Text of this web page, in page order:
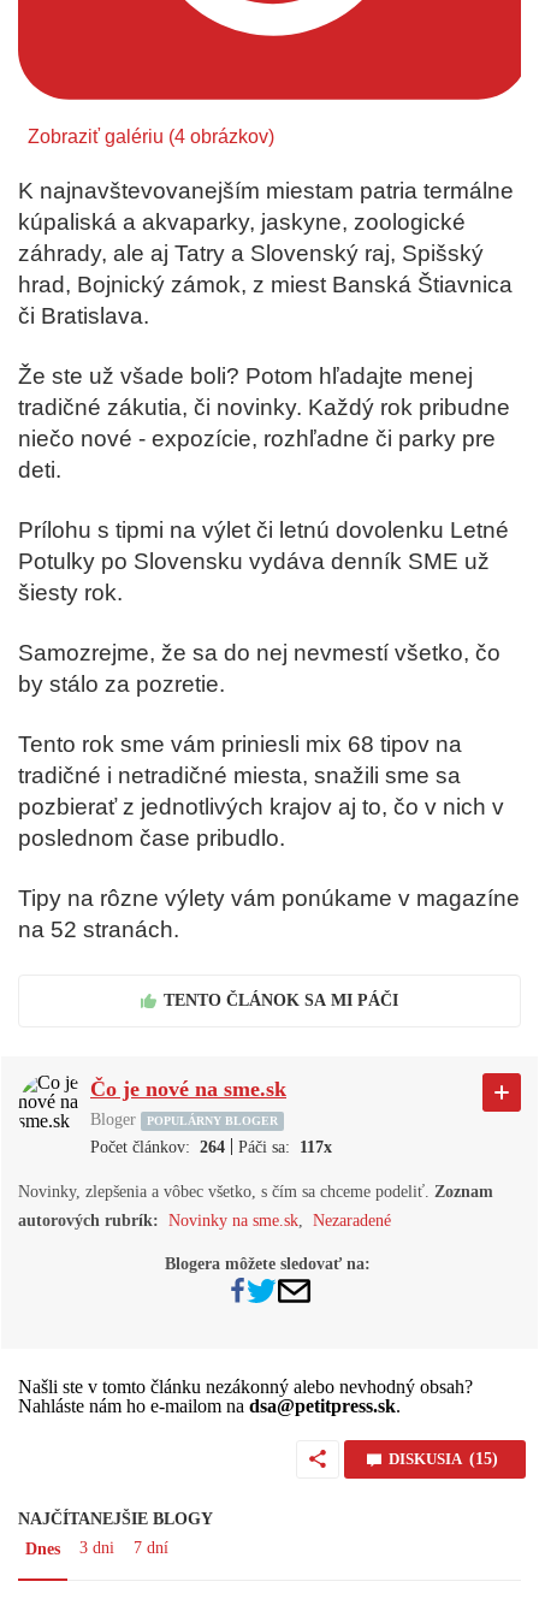
Zobraziť galériu (4 obrázkov)
K najnavštevovanejším miestam patria termálne
kúpaliská a akvaparky, jaskyne, zoologické
záhrady, ale aj Tatry a Slovenský raj, Spišský
hrad, Bojnický zámok, z miest Banská Štiavnica
či Bratislava.
Že ste už všade boli? Potom hľadajte menej
tradičné zákutia, či novinky. Každý rok pribudne
niečo nové - expozície, rozhľadne či parky pre
deti.
Prílohu s tipmi na výlet či letnú dovolenku Letné
Potulky po Slovensku vydáva denník SME už
šiesty rok.
Samozrejme, že sa do nej nevmestí všetko, čo
by stálo za pozretie.
Tento rok sme vám priniesli mix 68 tipov na
tradičné i netradičné miesta, snažili sme sa
pozbierať z jednotlivých krajov aj to, čo v nich v
poslednom čase pribudlo.
Tipy na rôzne výlety vám ponúkame v magazíne
na 52 stranách.
TENTO ČLÁNOK SA MI PÁČI
Čo je nové na sme.sk
Bloger POPULÁRNY BLOGER
Počet článkov: 264 | Páči sa: 117x
Novinky, zlepšenia a vôbec všetko, s čím sa chceme podeliť. Zoznam
autorových rubrík: Novinky na sme.sk Nezaradené
Blogera môžete sledovať na:
Našli ste v tomto článku nezákonný alebo nevhodný obsah?
Nahláste nám ho e-mailom na dsa@petitpress.sk.
DISKUSIA (15)
NAJČÍTANEJŠIE BLOGY
Dnes
3 dni 7 dní